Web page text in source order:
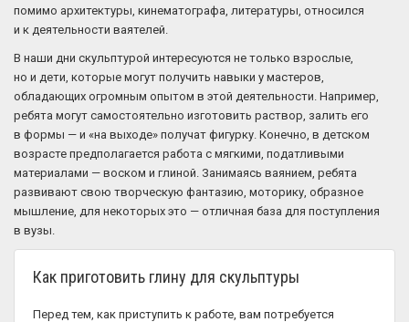
помимо архитектуры, кинематографа, литературы, относился
и к деятельности ваятелей.
В наши дни скульптурой интересуются не только взрослые,
но и дети, которые могут получить навыки у мастеров,
обладающих огромным опытом в этой деятельности. Например,
ребята могут самостоятельно изготовить раствор, залить его
в формы — и «на выходе» получат фигурку. Конечно, в детском
возрасте предполагается работа с мягкими, податливыми
материалами — воском и глиной. Занимаясь ваянием, ребята
развивают свою творческую фантазию, моторику, образное
мышление, для некоторых это — отличная база для поступления
в вузы.
Как приготовить глину для скульптуры
Перед тем, как приступить к работе, вам потребуется